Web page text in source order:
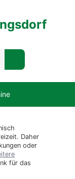
Daher
oder
für das